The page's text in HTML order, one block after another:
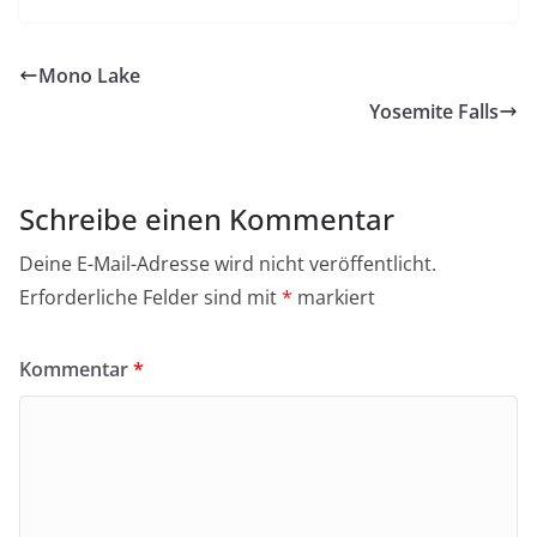
Mono Lake
Yosemite Falls
Schreibe einen Kommentar
Deine E-Mail-Adresse wird nicht veröffentlicht.
Erforderliche Felder sind mit* markiert
Kommentar*